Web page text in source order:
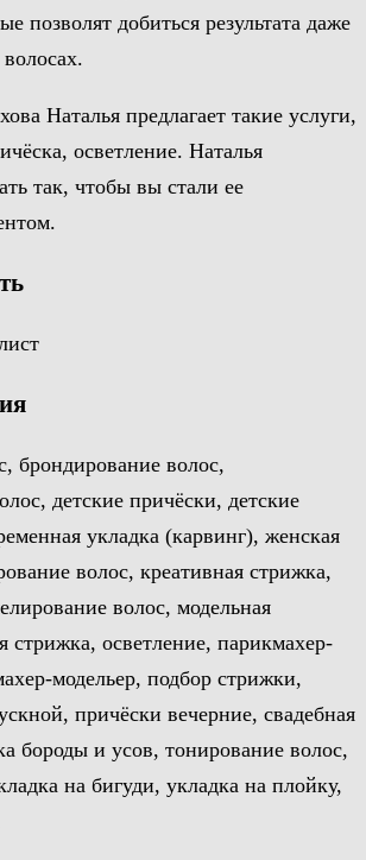
позволят добиться результата даже
Наталья предлагает такие услуги,
осветление. Наталья
так, чтобы вы стали ее
брондирование волос,
детские причёски, детские
укладка (карвинг), женская
волос, креативная стрижка,
волос, модельная
стрижка, осветление, парикмахер-
модельер, подбор стрижки,
причёски вечерние, свадебная
бороды и усов, тонирование волос,
на бигуди, укладка на плойку,